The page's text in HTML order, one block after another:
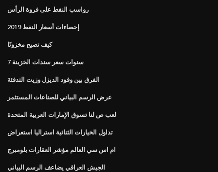
رواسب النفط على فروة الرأس
إحصاءات أسعار النفط 2019
كيف تصبح مخزونًا
7 سنوات سعر سندات الخزينة
الفرق بين وقود الديزل وزيت التدفئة
عرض الرسم البياني للصناعات المستثمر
لعب ص لنا تسوق الإمارات العربية المتحدة
تداول الخيارات الثنائية استراليا استعراض
ام اس سي العالم مؤشر العقارات بلومبرج
الجيش العراقي يضاعف الرسم البياني